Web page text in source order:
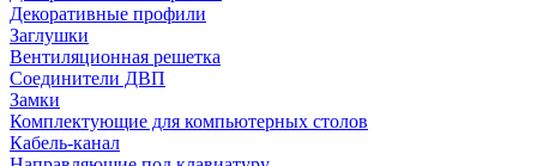
Декоративные профили
Заглушки
Вентиляционная решетка
Соединители ДВП
Замки
Комплектующие для компьютерных столов
Кабель-канал